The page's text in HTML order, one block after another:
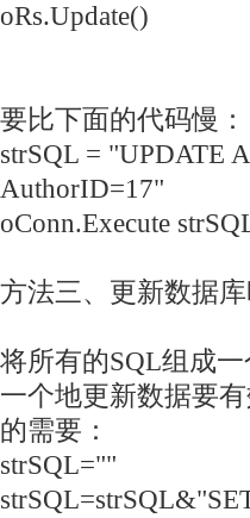
oRs.Update()
要比下面的代码慢：
strSQL = "UPDATE
AuthorID=17"
oConn.Execute
方法三、更新数据库
将所有的SQL组成
一个地更新数据要
的需要：
strSQL=""